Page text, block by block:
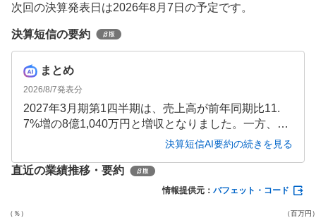
次回の決算発表日は2026年8月7日の予定です。
決算短信の要約
まとめ
2026/8/7発表分
2027年3月期第1四半期は、売上高が前年同期比11.
7%増の8億1,040万円と増収となりました。一方、先
行投資の拡大により販管費が増加し、営業損失は3,4
拡大しています。通期でも赤字継続が見込まれてい
決算短信AI要約の続きを見る
直近の業績推移・要約
情報提供元： バフェット・コード